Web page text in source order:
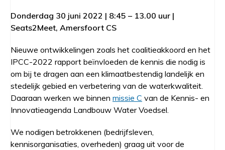
Donderdag 30 juni 2022 | 8:45 – 13.00 uur |
Seats2Meet, Amersfoort CS
Nieuwe ontwikkelingen zoals het coalitieakkoord en het
IPCC-2022 rapport beïnvloeden de kennis die nodig is
om bij te dragen aan een klimaatbestendig landelijk en
stedelijk gebied en verbetering van de waterkwaliteit.
Daaraan werken we binnen missie C van de Kennis- en
Innovatieagenda Landbouw Water Voedsel.
We nodigen betrokkenen (bedrijfsleven,
kennisorganisaties, overheden) graag uit voor de